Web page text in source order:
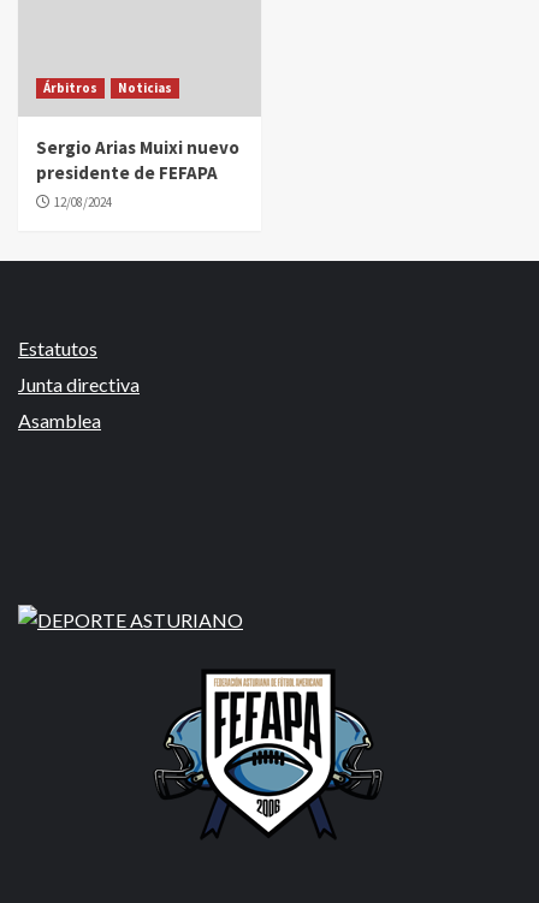
Árbitros Noticias
Sergio Arias Muixi nuevo
presidente de FEFAPA
12/08/2024
Estatutos
Junta directiva
Asamblea